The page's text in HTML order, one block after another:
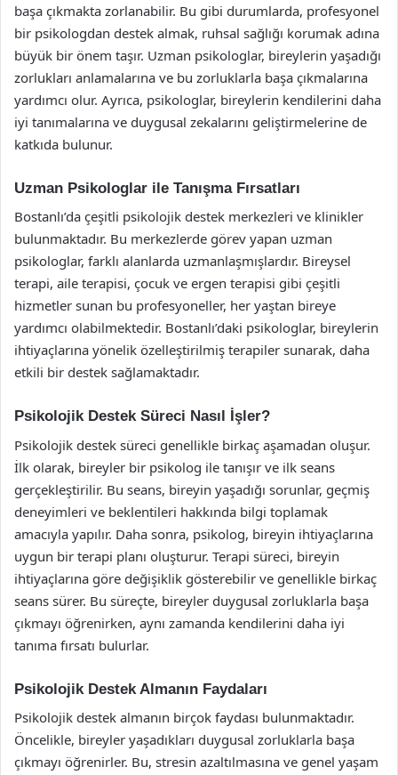
başa çıkmakta zorlanabilir. Bu gibi durumlarda, profesyonel
bir psikologdan destek almak, ruhsal sağlığı korumak adına
büyük bir önem taşır. Uzman psikologlar, bireylerin yaşadığı
zorlukları anlamalarına ve bu zorluklarla başa çıkmalarına
yardımcı olur. Ayrıca, psikologlar, bireylerin kendilerini daha
iyi tanımalarına ve duygusal zekalarını geliştirmelerine de
katkıda bulunur.
Uzman Psikologlar ile Tanışma Fırsatları
Bostanlı’da çeşitli psikolojik destek merkezleri ve klinikler
bulunmaktadır. Bu merkezlerde görev yapan uzman
psikologlar, farklı alanlarda uzmanlaşmışlardır. Bireysel
terapi, aile terapisi, çocuk ve ergen terapisi gibi çeşitli
hizmetler sunan bu profesyoneller, her yaştan bireye
yardımcı olabilmektedir. Bostanlı’daki psikologlar, bireylerin
ihtiyaçlarına yönelik özelleştirilmiş terapiler sunarak, daha
etkili bir destek sağlamaktadır.
Psikolojik Destek Süreci Nasıl İşler?
Psikolojik destek süreci genellikle birkaç aşamadan oluşur.
İlk olarak, bireyler bir psikolog ile tanışır ve ilk seans
gerçekleştirilir. Bu seans, bireyin yaşadığı sorunlar, geçmiş
deneyimleri ve beklentileri hakkında bilgi toplamak
amacıyla yapılır. Daha sonra, psikolog, bireyin ihtiyaçlarına
uygun bir terapi planı oluşturur. Terapi süreci, bireyin
ihtiyaçlarına göre değişiklik gösterebilir ve genellikle birkaç
seans sürer. Bu süreçte, bireyler duygusal zorluklarla başa
çıkmayı öğrenirken, aynı zamanda kendilerini daha iyi
tanıma fırsatı bulurlar.
Psikolojik Destek Almanın Faydaları
Psikolojik destek almanın birçok faydası bulunmaktadır.
Öncelikle, bireyler yaşadıkları duygusal zorluklarla başa
çıkmayı öğrenirler. Bu, stresin azaltılmasına ve genel yaşam